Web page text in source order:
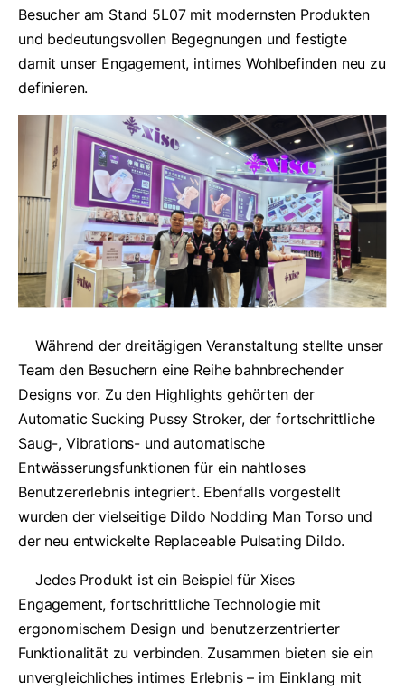
Besucher am Stand 5L07 mit modernsten Produkten
und bedeutungsvollen Begegnungen und festigte
damit unser Engagement, intimes Wohlbefinden neu zu
definieren.
Während der dreitägigen Veranstaltung stellte unser
Team den Besuchern eine Reihe bahnbrechender
Designs vor. Zu den Highlights gehörten der
Automatic Sucking Pussy Stroker, der fortschrittliche
Saug-, Vibrations- und automatische
Entwässerungsfunktionen für ein nahtloses
Benutzererlebnis integriert. Ebenfalls vorgestellt
wurden der vielseitige Dildo Nodding Man Torso und
der neu entwickelte Replaceable Pulsating Dildo.
Jedes Produkt ist ein Beispiel für Xises
Engagement, fortschrittliche Technologie mit
ergonomischem Design und benutzerzentrierter
Funktionalität zu verbinden. Zusammen bieten sie ein
unvergleichliches intimes Erlebnis – im Einklang mit